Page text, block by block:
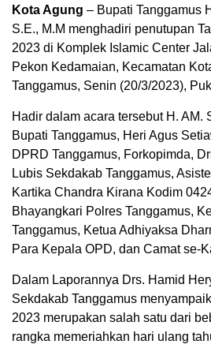
Kota Agung – Bupati Tanggamus
S.E., M.M menghadiri penutupan
2023 di Komplek Islamic Center
Pekon Kedamaian, Kecamatan
Tanggamus, Senin (20/3/2023),
Hadir dalam acara tersebut H. AM.
Bupati Tanggamus, Heri Agus
DPRD Tanggamus, Forkopimda,
Lubis Sekdakab Tanggamus,
Kartika Chandra Kirana Kodim
Bhayangkari Polres Tanggamus,
Tanggamus, Ketua Adhiyaksa
Para Kepala OPD, dan Camat se-
Dalam Laporannya Drs. Hamid
Sekdakab Tanggamus
2023 merupakan salah satu dari
rangka memeriahkan hari ulang